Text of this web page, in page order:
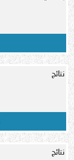
نتائج
نتائج